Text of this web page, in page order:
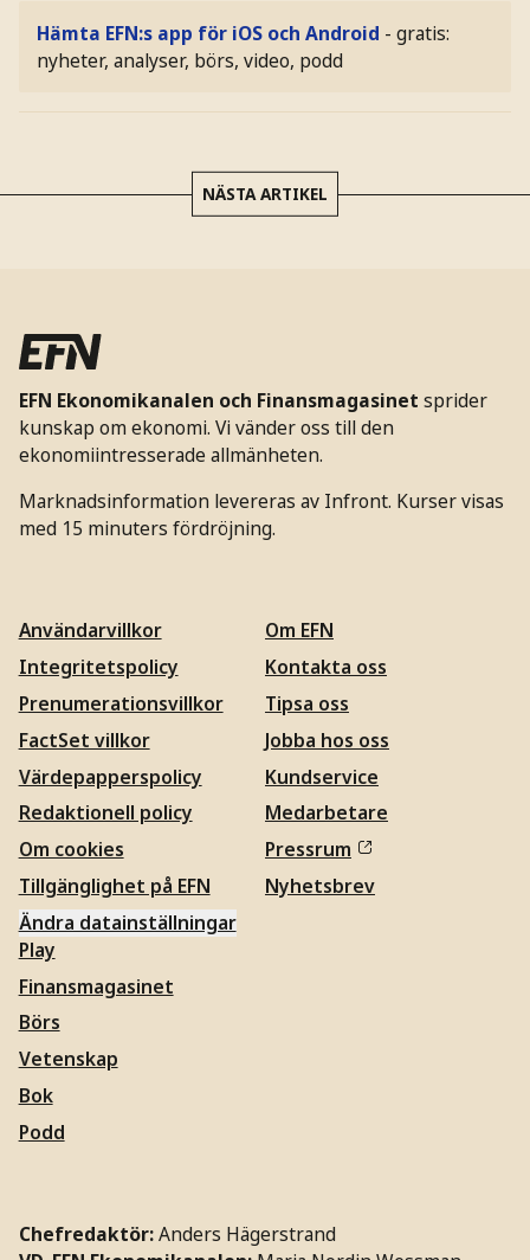
Hämta EFN:s app för iOS och Android - gratis:
nyheter, analyser, börs, video, podd
NÄSTA ARTIKEL
EFN Ekonomikanalen och Finansmagasinet sprider
kunskap om ekonomi. Vi vänder oss till den
ekonomiintresserade allmänheten.
Marknadsinformation levereras av Infront. Kurser visas
med 15 minuters fördröjning.
Användarvillkor
Integritetspolicy
Prenumerationsvillkor
FactSet villkor
Värdepapperspolicy
Redaktionell policy
Om cookies
Tillgänglighet på EFN
Ändra datainställningar
Om EFN
Kontakta oss
Tipsa oss
Jobba hos oss
Kundservice
Medarbetare
Pressrum
Nyhetsbrev
Play
Finansmagasinet
Börs
Vetenskap
Bok
Podd
Chefredaktör:Anders Hägerstrand